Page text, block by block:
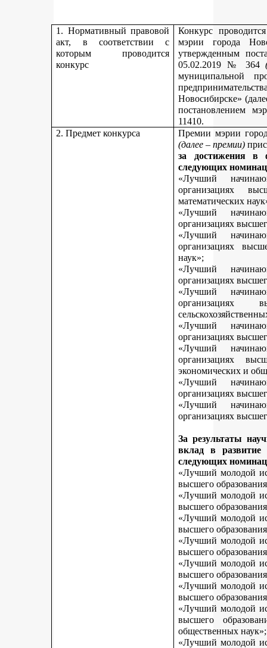
1. Нормативный правовой
акт, в соответствии с
которым проводится
конкурс
Конкурс
мэрии города
утвержденным
05.02.2019 № 364
муниципальной
Новосибирске»
постановлением
11410.
2. Предмет конкурса
Премии мэрии
(далее – премии)
за достижения в
следующих
«Лучший
организациях
математических
«Лучший
организациях
«Лучший
организациях
наук»;
«Лучший
организациях
«Лучший
организациях
«Лучший
организациях
«Лучший
организациях
экономических и
«Лучший
организациях
«Лучший
организациях
За результаты
вклад в развитие
следующих
«Лучший молодой
высшего
«Лучший молодой
высшего
«Лучший молодой
высшего
«Лучший молодой
высшего
«Лучший молодой
высшего
«Лучший молодой
высшего
«Лучший молодой
высшего
общественных наук»;
«Лучший молодой